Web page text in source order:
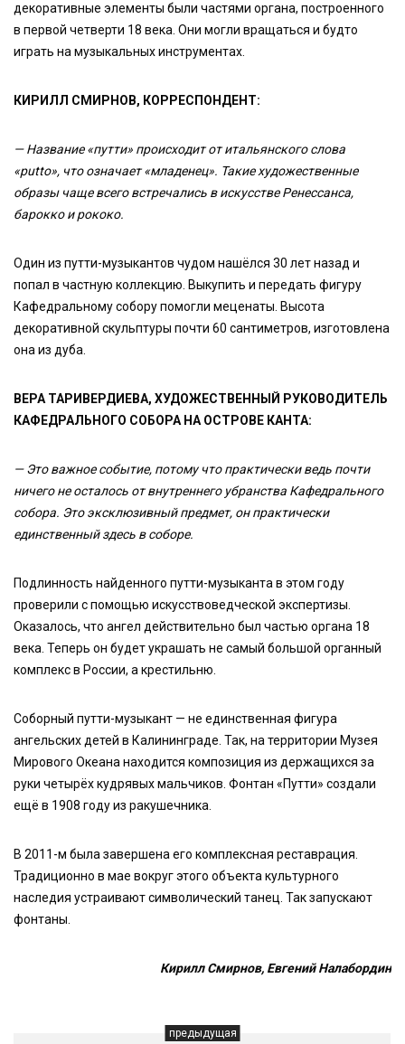
декоративные элементы были частями органа, построенного
в первой четверти 18 века. Они могли вращаться и будто
играть на музыкальных инструментах.
КИРИЛЛ СМИРНОВ, КОРРЕСПОНДЕНТ:
— Название «путти» происходит от итальянского слова
«puttо», что означает «младенец». Такие художественные
образы чаще всего встречались в искусстве Ренессанса,
барокко и рококо.
Один из путти-музыкантов чудом нашёлся 30 лет назад и
попал в частную коллекцию. Выкупить и передать фигуру
Кафедральному собору помогли меценаты. Высота
декоративной скульптуры почти 60 сантиметров, изготовлена
она из дуба.
ВЕРА ТАРИВЕРДИЕВА, ХУДОЖЕСТВЕННЫЙ РУКОВОДИТЕЛЬ
КАФЕДРАЛЬНОГО СОБОРА НА ОСТРОВЕ КАНТА:
— Это важное событие, потому что практически ведь почти
ничего не осталось от внутреннего убранства Кафедрального
собора. Это эксклюзивный предмет, он практически
единственный здесь в соборе.
Подлинность найденного путти-музыканта в этом году
проверили с помощью искусствоведческой экспертизы.
Оказалось, что ангел действительно был частью органа 18
века. Теперь он будет украшать не самый большой органный
комплекс в России, а крестильню.
Соборный путти-музыкант — не единственная фигура
ангельских детей в Калининграде. Так, на территории Музея
Мирового Океана находится композиция из держащихся за
руки четырёх кудрявых мальчиков. Фонтан «Путти» создали
ещё в 1908 году из ракушечника.
В 2011-м была завершена его комплексная реставрация.
Традиционно в мае вокруг этого объекта культурного
наследия устраивают символический танец. Так запускают
фонтаны.
Кирилл Смирнов, Евгений Налабордин
предыдущая